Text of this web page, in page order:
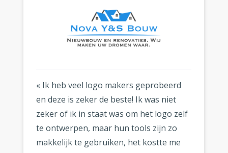
« Ik heb veel logo makers geprobeerd
en deze is zeker de beste! Ik was niet
zeker of ik in staat was om het logo zelf
te ontwerpen, maar hun tools zijn zo
makkelijk te gebruiken, het kostte me